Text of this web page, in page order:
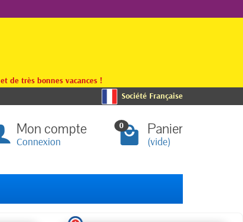
de très bonnes vacances !
Société Française
Mon compte
Connexion
0 Panier
(vide)